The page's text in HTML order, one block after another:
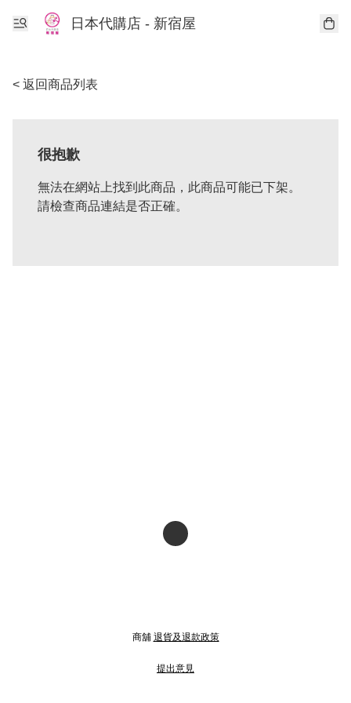
日本代購店 - 新宿屋
< 返回商品列表
很抱歉
無法在網站上找到此商品，此商品可能已下架。
請檢查商品連結是否正確。
商舖 退貨及退款政策
提出意見